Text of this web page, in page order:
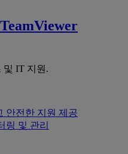
TeamViewer
및 IT 지원.
안전한 지원 제공
링 및 관리